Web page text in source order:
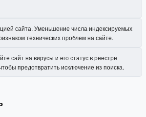
сайта. Уменьшение числа индексируемых
технических проблем на сайте.
сайт на вирусы и его статус в реестре
предотвратить исключение из поиска.